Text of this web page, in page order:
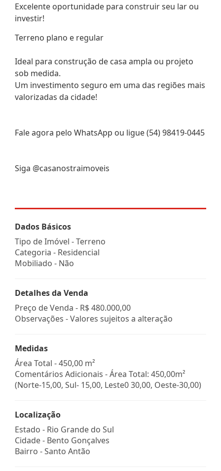
Excelente oportunidade para construir seu lar ou
investir!
Terreno plano e regular
Ideal para construção de casa ampla ou projeto
sob medida.
Um investimento seguro em uma das regiões mais
valorizadas da cidade!
Fale agora pelo WhatsApp ou ligue (54) 98419-0445
Siga @casanostraimoveis
Dados Básicos
Tipo de Imóvel - Terreno
Categoria - Residencial
Mobiliado - Não
Detalhes da Venda
Preço de Venda - R$ 480.000,00
Observações - Valores sujeitos a alteração
Medidas
Área Total - 450,00 m²
Comentários Adicionais - Área Total: 450,00m²
(Norte-15,00, Sul- 15,00, Leste0 30,00, Oeste-30,00)
Localização
Estado - Rio Grande do Sul
Cidade - Bento Gonçalves
Bairro -Santo Antão